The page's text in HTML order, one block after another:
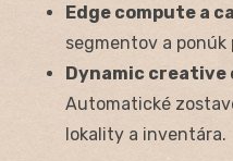
Edge compute a
segmentov a ponúk
Dynamic creative
Automatické
lokality a inventára.